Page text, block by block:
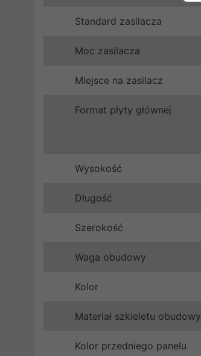
Standard zasilacza
Moc zasilacza
Miejsce na zasilacz
Format płyty głównej
Wysokość
Długość
Szerokość
Waga obudowy
Kolor
Materiał szkieletu obudowy
Kolor przedniego panelu